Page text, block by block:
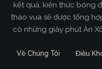
kết quả, kiến thức bóng
thao vua sẽ được tổng
có những giây phút Ăn
Về Chúng Tôi Điều